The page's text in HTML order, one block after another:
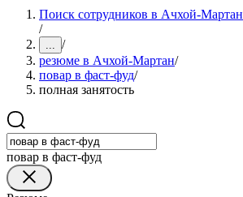
Поиск сотрудников в Ачхой-Мартан
/
... /
резюме в Ачхой-Мартан/
повар в фаст-фуд/
полная занятость
повар в фаст-фуд